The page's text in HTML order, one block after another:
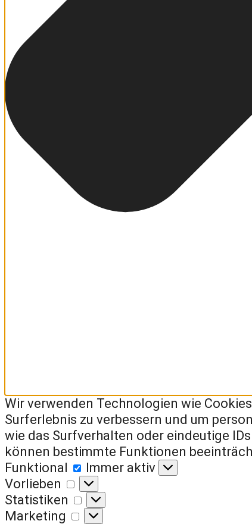
Wir verwenden Technologien wie
Surferlebnis zu verbessern und um
wie das Surfverhalten oder eindeutige
können bestimmte Funktionen
Funktional
Funktional
Immer aktiv
Vorlieben
Vorlieben
Statistiken
Statistiken
Marketing
Marketing